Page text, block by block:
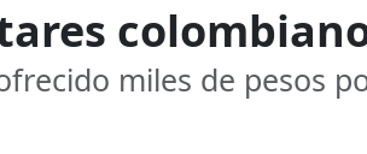
miles de pesos